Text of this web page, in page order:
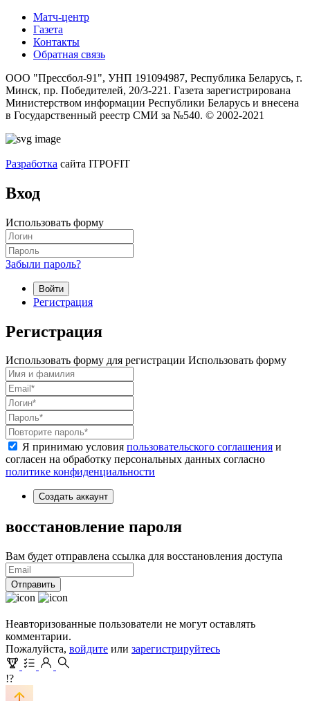
Матч-центр
Газета
Контакты
Обратная связь
ООО "Прессбол-91", УНП 191094987, Республика Беларусь, г.
Минск, пр. Победителей, 20/3-221. Газета зарегистрирована
Министерством информации Республики Беларусь и внесена
в Государственный реестр СМИ за №540. © 2002-2021
Разработка сайта ITPOFIT
Вход
Использовать форму
Забыли пароль?
Войти
Регистрация
Регистрация
Использовать форму для регистрации Использовать форму
Я принимаю условия пользовательского соглашения и
согласен на обработку персональных данных согласно
политике конфиденциальности
Создать аккаунт
восстановление пароля
Вам будет отправлена ссылка для восстановления доступа
Отправить
Неавторизованные пользователи не могут оставлять
комментарии.
Пожалуйста, войдите или зарегистрируйтесь
!?